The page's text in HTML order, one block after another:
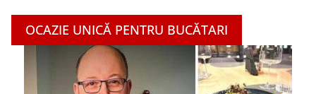
OCAZIE UNICĂ PENTRU BUCĂTARI